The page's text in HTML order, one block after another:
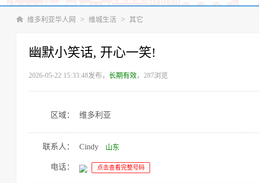
维多利亚华人网 > 维城生活 > 其它
幽默小笑话, 开心一笑!
2026-05-22 15:33:48发布， 长期有效，287浏览
区域： 维多利亚
联系人： Cindy 山东
电话： 点击查看完整号码